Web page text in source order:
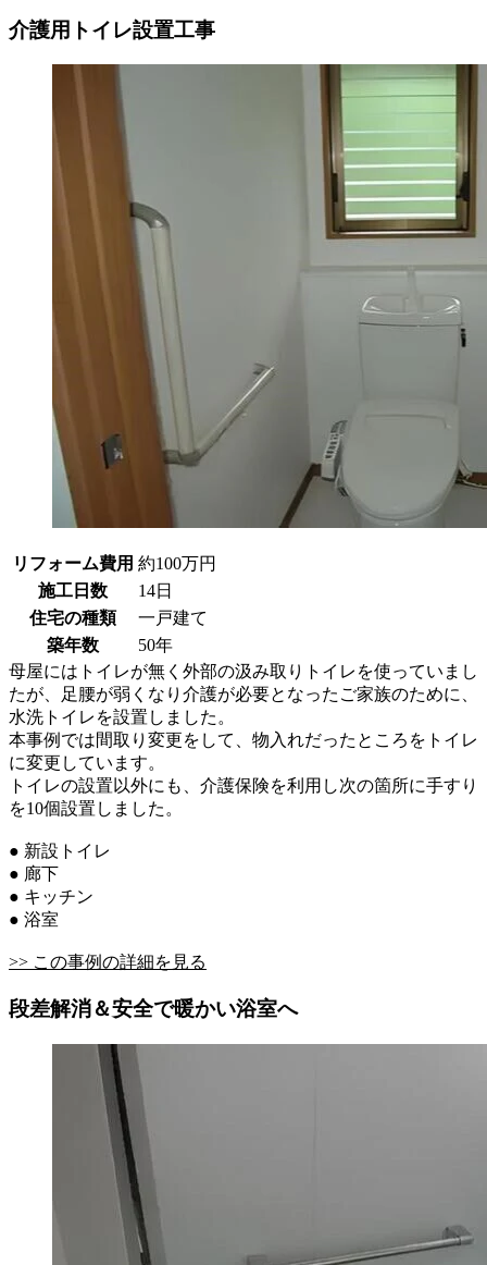
介護用トイレ設置工事
リフォーム費用 約100万円
施工日数
14日
住宅の種類
一戸建て
築年数
50年
母屋にはトイレが無く外部の汲み取りトイレを使っていまし
たが、足腰が弱くなり介護が必要となったご家族のために、
水洗トイレを設置しました。
本事例では間取り変更をして、物入れだったところをトイレ
に変更しています。
トイレの設置以外にも、介護保険を利用し次の箇所に手すり
を10個設置しました。
● 新設トイレ
● 廊下
● キッチン
● 浴室
>> この事例の詳細を見る
段差解消＆安全で暖かい浴室へ